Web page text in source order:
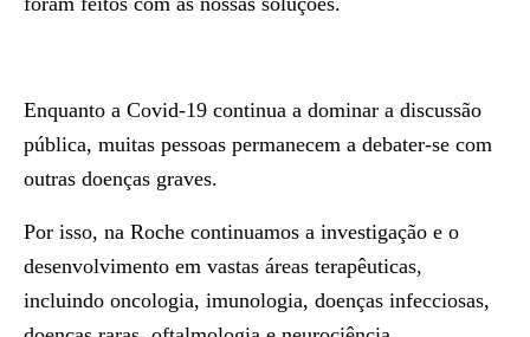
Enquanto a Covid-19 continua a dominar a discussão
pública, muitas pessoas permanecem a debater-se com
outras doenças graves.
Por isso, na Roche continuamos a investigação e o
desenvolvimento em vastas áreas terapêuticas,
incluindo oncologia, imunologia, doenças infecciosas,